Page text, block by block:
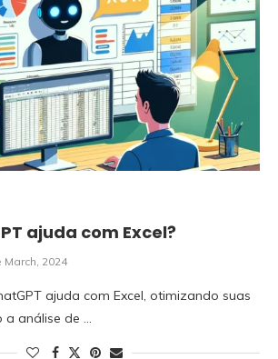
ajuda com Excel?
March, 2024
ajuda com Excel, otimizando suas
a análise de …